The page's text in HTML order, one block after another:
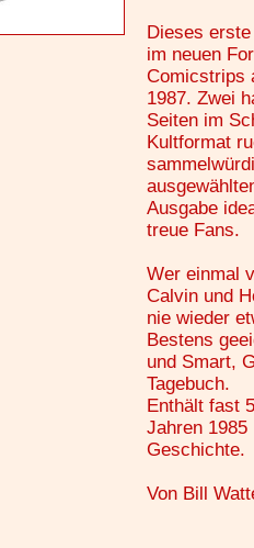
Dieses
im neuen
Comicstrips
1987. Zwei
Seiten im
Kultformat
Ausgabe
treue Fans.
Wer einmal
Calvin und
nie wieder
Bestens
und Smart,
Tagebuch.
Enthält fast
Jahren
Geschichte.
Von Bill